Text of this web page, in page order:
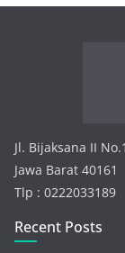
Jl. Bijaksana II
Jawa Barat 40161
Tlp : 0222033189
Recent Posts